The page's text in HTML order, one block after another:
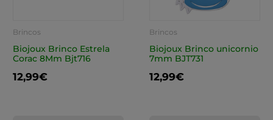
Brincos
Biojoux Brinco Estrela
Corac 8Mm Bjt716
12,99€
Brincos
Biojoux Brinco unicornio
7mm BJT731
12,99€